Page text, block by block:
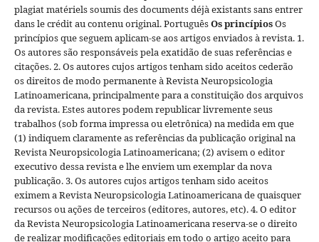
plagiat matériels soumis des documents déjà existants sans entrer
dans le crédit au contenu original.PortuguêsOs princípiosOs
princípios que seguem aplicam-se aos artigos enviados à revista. 1.
Os autores são responsáveis pela exatidão de suas referências e
citações. 2. Os autores cujos artigos tenham sido aceitos cederão
os direitos de modo permanente à Revista Neuropsicologia
Latinoamericana, principalmente para a constituição dos arquivos
da revista. Estes autores podem republicar livremente seus
trabalhos (sob forma impressa ou eletrônica) na medida em que
(1) indiquem claramente as referências da publicação original na
Revista Neuropsicologia Latinoamericana; (2) avisem o editor
executivo dessa revista e lhe enviem um exemplar da nova
publicação. 3. Os autores cujos artigos tenham sido aceitos
eximem a Revista Neuropsicologia Latinoamericana de quaisquer
recursos ou ações de terceiros (editores, autores, etc). 4. O editor
da Revista Neuropsicologia Latinoamericana reserva-se o direito
de realizar modificações editoriais em todo o artigo aceito para